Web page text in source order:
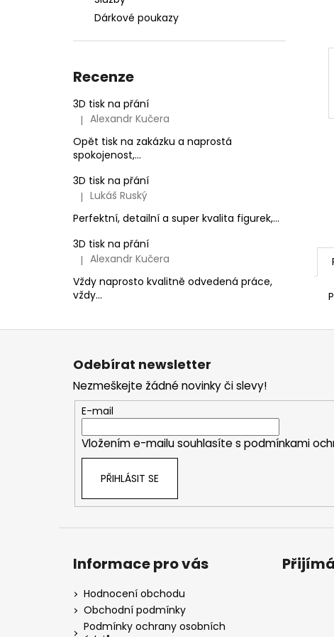
Dárkové poukazy
Recenze
3D tisk na přání
Hodnocení produktu je 5 z 5 hvězdiček.
| Alexandr Kučera
Opět tisk na zakázku a naprostá
spokojenost,...
3D tisk na přání
Hodnocení produktu je 5 z 5 hvězdiček.
| Lukáš Ruský
Perfektní, detailní a super kvalita figurek,...
3D tisk na přání
Hodnocení produktu je 5 z 5 hvězdiček.
| Alexandr Kučera
Vždy naprosto kvalitně odvedená práce,
vždy...
Z
Odebírat newsletter
Nezmeškejte žádné novinky či slevy!
E-mail
Vložením e-mailu souhlasíte s podmínkami
PŘIHLÁSIT SE
Informace pro vás
Hodnocení obchodu
Obchodní podmínky
Podmínky ochrany osobních